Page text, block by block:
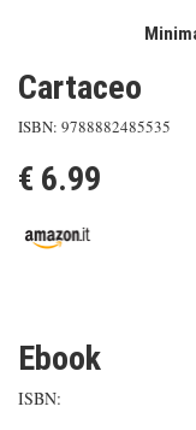
Cartaceo
ISBN: 9788882485535
€ 6.99
Ebook
ISBN: